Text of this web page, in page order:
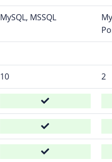
MySQL, MSSQL
10 2